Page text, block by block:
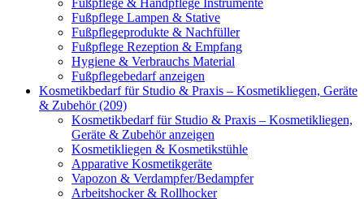
Fußpflege & Handpflege Instrumente
Fußpflege Lampen & Stative
Fußpflegeprodukte & Nachfüller
Fußpflege Rezeption & Empfang
Hygiene & Verbrauchs Material
Fußpflegebedarf anzeigen
Kosmetikbedarf für Studio & Praxis – Kosmetikliegen, Geräte
& Zubehör (209)
Kosmetikbedarf für Studio & Praxis – Kosmetikliegen,
Geräte & Zubehör anzeigen
Kosmetikliegen & Kosmetikstühle
Apparative Kosmetikgeräte
Vapozon & Verdampfer/Bedampfer
Arbeitshocker & Rollhocker